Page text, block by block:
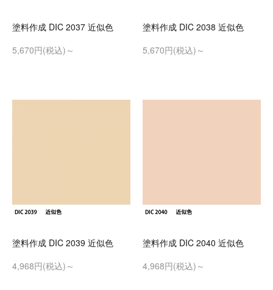
塗料作成 DIC 2037 近似色
5,670円(税込)～
塗料作成 DIC 2038 近似色
5,670円(税込)～
塗料作成 DIC 2039 近似色
4,968円(税込)～
塗料作成 DIC 2040 近似色
4,968円(税込)～